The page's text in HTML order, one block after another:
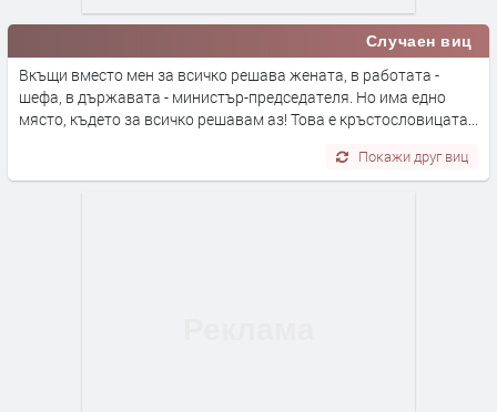
Случаен виц
Вкъщи вместо мен за всичко решава жената, в работата -
шефа, в държавата - министър-председателя. Но има едно
място, където за всичко решавам аз! Това е кръстословицата...
Покажи друг виц